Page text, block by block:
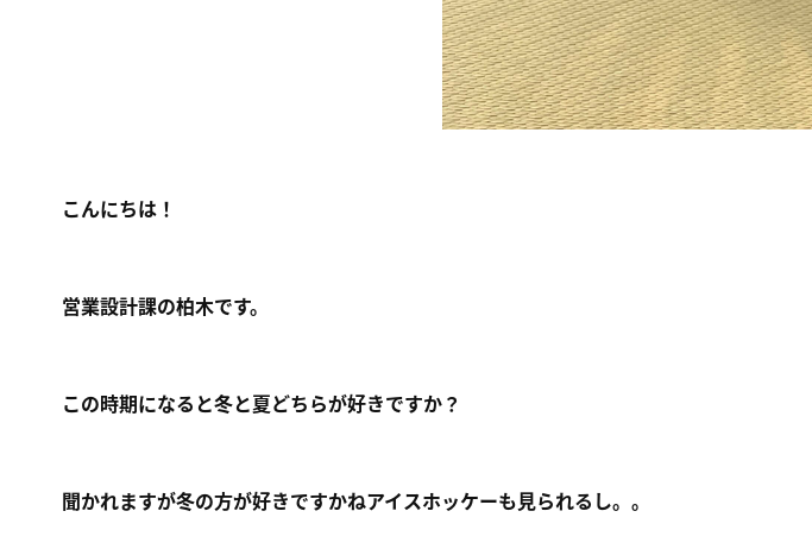
こんにちは！
営業設計課の柏木です。
この時期になると冬と夏どちらが好きですか？
聞かれますが冬の方が好きですかねアイスホッケーも見られるし。。